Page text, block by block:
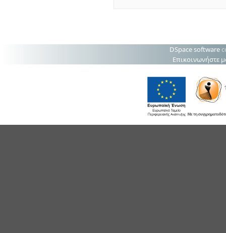
DSpace software
Επικοινωνήστε